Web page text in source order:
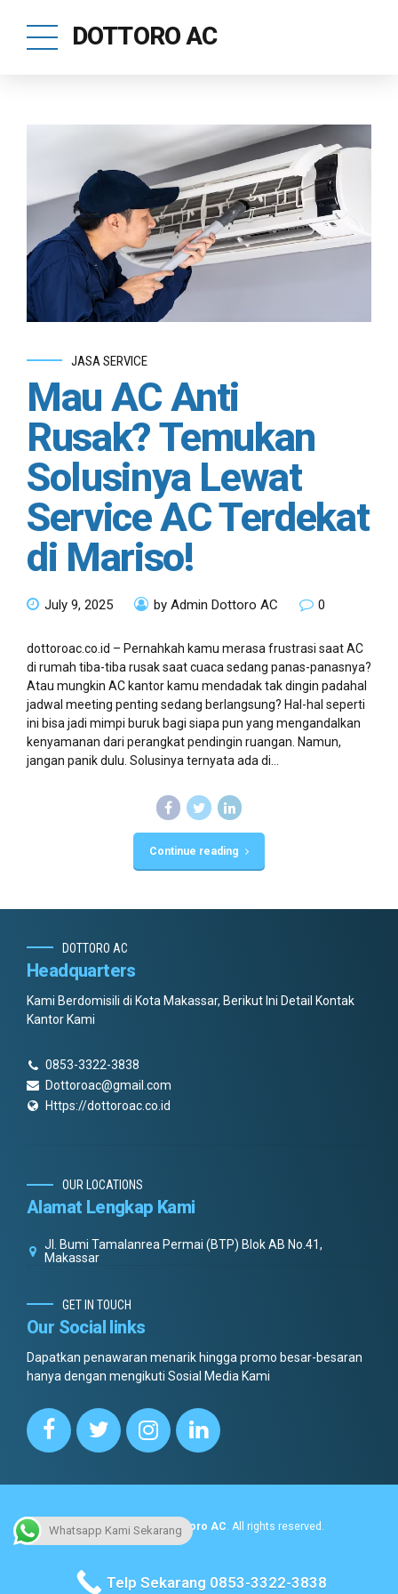
DOTTORO AC
JASA SERVICE
Mau AC Anti
Rusak? Temukan
Solusinya Lewat
Service AC Terdekat
di Mariso!
July 9, 2025 by Admin Dottoro AC 0
dottoroac.co.id – Pernahkah kamu merasa frustrasi saat AC
di rumah tiba-tiba rusak saat cuaca sedang panas-panasnya?
Atau mungkin AC kantor kamu mendadak tak dingin padahal
jadwal meeting penting sedang berlangsung? Hal-hal seperti
ini bisa jadi mimpi buruk bagi siapa pun yang mengandalkan
kenyamanan dari perangkat pendingin ruangan. Namun,
jangan panik dulu. Solusinya ternyata ada di...
Continue reading
DOTTORO AC
Headquarters
Kami Berdomisili di Kota Makassar, Berikut Ini Detail Kontak
Kantor Kami
0853-3322-3838
Dottoroac@gmail.com
Https://dottoroac.co.id
OUR LOCATIONS
Alamat Lengkap Kami
Jl. Bumi Tamalanrea Permai (BTP) Blok AB No.41,
Makassar
GET IN TOUCH
Our Social links
Dapatkan penawaran menarik hingga promo besar-besaran
hanya dengan mengikuti Sosial Media Kami
Copyright © 2022.Dottoro AC. All rights reserved.
Whatsapp Kami Sekarang
Telp Sekarang 0853-3322-3838